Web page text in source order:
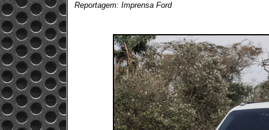
Reportagem: Imprensa Ford